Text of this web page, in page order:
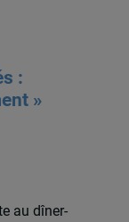
:
»
au dîner-